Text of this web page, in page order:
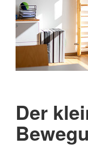
Der